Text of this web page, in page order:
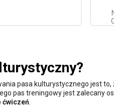
pasa kulturystycznego jest to,
pas treningowy jest zalecany
ćwiczeń